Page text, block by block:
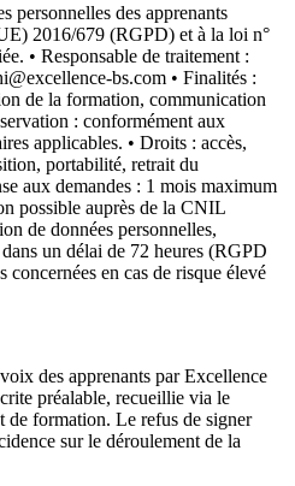
personnelles des apprenants
2016/679 (RGPD) et à la loi n°
• Responsable de traitement :
bs.com • Finalités :
de la formation, communication
: conformément aux
applicables. • Droits : accès,
portabilité, retrait du
aux demandes : 1 mois maximum
possible auprès de la CNIL
de données personnelles,
un délai de 72 heures (RGPD
concernées en cas de risque élevé
des apprenants par Excellence
préalable, recueillie via le
de formation. Le refus de signer
sur le déroulement de la